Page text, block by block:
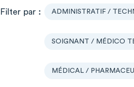
ADMINISTRATIF /
SOIGNANT / MÉDICO
MÉDICAL /